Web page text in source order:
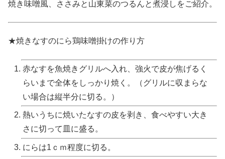
焼き味噌風、ささみと山東菜のつるんと煮浸しをご紹介。
★焼きなすのにら鶏味噌掛けの作り方
赤なすを魚焼きグリルへ入れ、強火で皮が焦げるく
らいまで全体をしっかり焼く。（グリルに収まらな
い場合は縦半分に切る。）
熱いうちに焼いたなすの皮を剥き、食べやすい大き
さに切って皿に盛る。
にらは1ｃｍ程度に切る。